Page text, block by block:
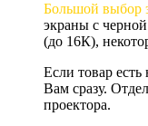
Большой выбор
экраны с
(до 16К),
Если товар
Вам сразу.
проектора.